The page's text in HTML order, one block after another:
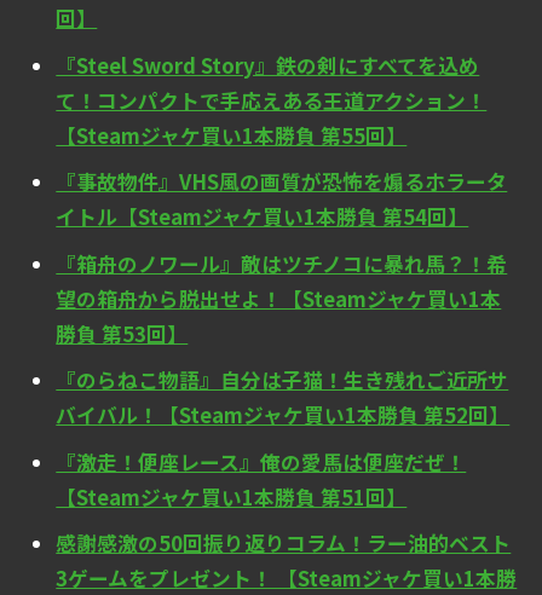
回】
『Steel Sword Story』鉄の剣にすべてを込め
て！コンパクトで手応えある王道アクション！
【Steamジャケ買い1本勝負 第55回】
『事故物件』VHS風の画質が恐怖を煽るホラータ
イトル【Steamジャケ買い1本勝負 第54回】
『箱舟のノワール』敵はツチノコに暴れ馬？！希
望の箱舟から脱出せよ！【Steamジャケ買い1本
勝負 第53回】
『のらねこ物語』自分は子猫！生き残れご近所サ
バイバル！【Steamジャケ買い1本勝負 第52回】
『激走！便座レース』俺の愛馬は便座だぜ！
【Steamジャケ買い1本勝負 第51回】
感謝感激の50回振り返りコラム！ラー油的ベスト
3ゲームをプレゼント！ 【Steamジャケ買い1本勝